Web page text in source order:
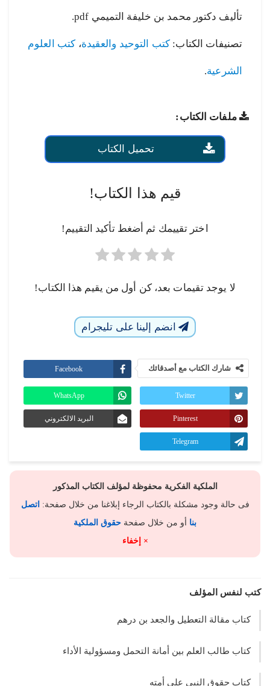
تأليف دكتور محمد بن خليفة التميمي pdf.
تصنيفات الكتاب: كتب التوحيد والعقيدة، كتب العلوم
الشرعية.
ملفات الكتاب:
تحميل الكتاب
قيم هذا الكتاب!
اختر تقييمك ثم أضغط تأكيد التقييم!
لا يوجد تقيمات بعد، كن أول من يقيم هذا الكتاب!
انضم إلينا على تليجرام
شارك الكتاب مع أصدقائك Facebook
Twitter
WhatsApp
Pinterest البريد الالكتروني
Telegram
الملكية الفكرية محفوظة لمؤلف الكتاب المذكور
فى حالة وجود مشكلة بالكتاب الرجاء إبلاغنا من خلال صفحة: اتصل
بنا أو من خلال صفحة حقوق الملكية
× إخفاء
كتب لنفس المؤلف
كتاب مقالة التعطيل والجعد بن درهم
كتاب طالب العلم بين أمانة التحمل ومسؤولية الأداء
كتاب حقوق النبي على أمته